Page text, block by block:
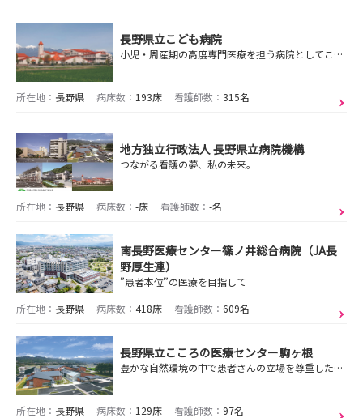
長野県立こども病院
小児・周産期の高度専門医療を担う病院としてこども達の未来につながる看護
所在地： 長野県 病床数： 193床 看護師数： 315名
地方独立行政法人 長野県立病院機構
つながる看護の夢、私の未来。
所在地： 長野県 病床数： -床 看護師数： -名
南長野医療センター篠ノ井総合病院（JA長
野厚生連）
”患者本位”の医療を目指して
所在地： 長野県 病床数： 418床 看護師数： 609名
長野県立こころの医療センター駒ヶ根
豊かな自然環境の中で患者さんの立場を尊重した信頼される看護
所在地： 長野県 病床数： 129床 看護師数： 97名